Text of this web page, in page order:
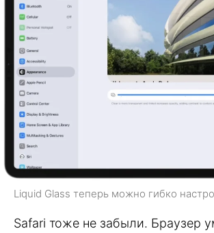
Liquid Glass теперь можно гибко
Safari тоже не забыли. Браузер